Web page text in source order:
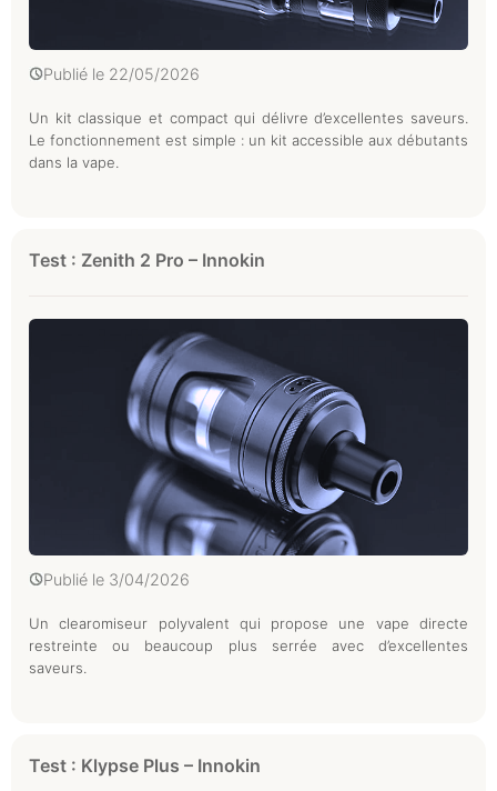
Publié le 22/05/2026
Un kit classique et compact qui délivre d’excellentes saveurs.
Le fonctionnement est simple : un kit accessible aux débutants
dans la vape.
Test : Zenith 2 Pro – Innokin
Publié le 3/04/2026
Un clearomiseur polyvalent qui propose une vape directe
restreinte ou beaucoup plus serrée avec d’excellentes
saveurs.
Test : Klypse Plus – Innokin